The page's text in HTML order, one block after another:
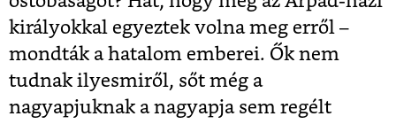
királyokkal egyeztek volna meg erről –
mondták a hatalom emberei. Ők nem
tudnak ilyesmiről, sőt még a
nagyapjuknak a nagyapja sem regélt